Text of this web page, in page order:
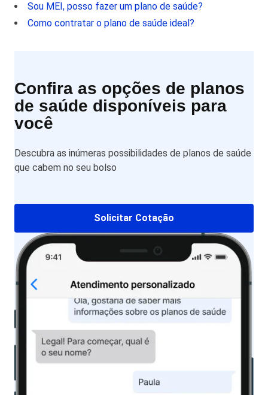
Sou MEI, posso fazer um plano de saúde?
Como contratar o plano de saúde ideal?
Confira as opções de planos
de saúde disponíveis para
você
Descubra as inúmeras possibilidades de planos de saúde
que cabem no seu bolso
Solicitar Cotação